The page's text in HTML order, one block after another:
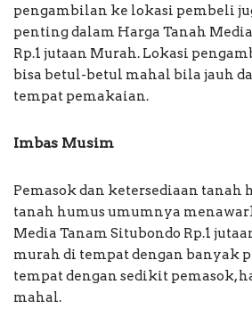
pengambilan ke lokasi pembeli
penting dalam Harga Tanah
Rp.1 jutaan Murah. Lokasi
bisa betul-betul mahal bila jauh
tempat pemakaian.
Imbas Musim
Pemasok dan ketersediaan tanah
tanah humus umumnya
Media Tanam Situbondo Rp.1
murah di tempat dengan banyak
tempat dengan sedikit pemasok,
mahal.